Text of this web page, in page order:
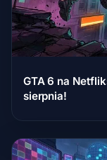
GTA 6 na
sierpnia!